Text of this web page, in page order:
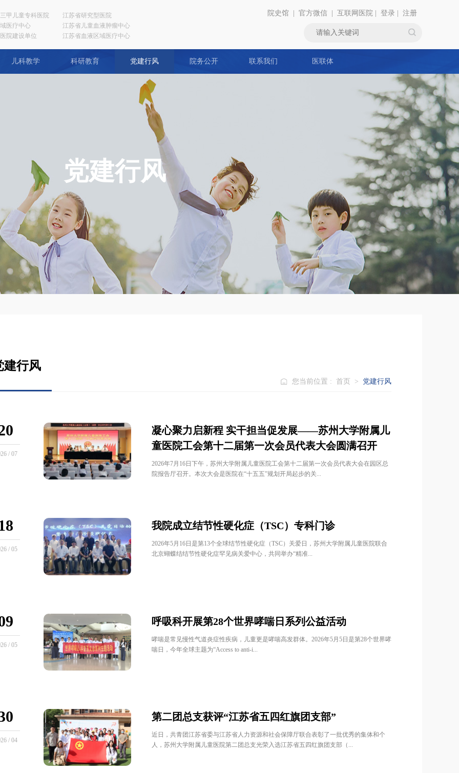
甲儿童专科医院
医疗中心
院建设单位
江苏省研究型医院
江苏省儿童血液肿瘤中心
江苏省血液区域医疗中心
院史馆 官方微信 互联网医院 登录 注册
儿科教学 科研教育 党建行风 院务公开 联系我们 医联体
党建行风
建行风
您当前位置 : 首页 > 党建行风
/ 07
凝心聚力启新程 实干担当促发展——苏州大学附属儿
童医院工会第十二届第一次会员代表大会圆满召开
2026年7月16日下午，苏州大学附属儿童医院工会第十二届第一次会员代表大会在园区总
院报告厅召开。本次大会是医院在“十五五”规划开局起步的关...
/ 05
我院成立结节性硬化症（TSC）专科门诊
2026年5月16日是第13个全球结节性硬化症（TSC）关爱日，苏州大学附属儿童医院联合
北京蝴蝶结结节性硬化症罕见病关爱中心，共同举办“精准...
/ 05
呼吸科开展第28个世界哮喘日系列公益活动
哮喘是常见慢性气道炎症性疾病，儿童更是哮喘高发群体。2026年5月5日是第28个世界哮
喘日，今年全球主题为“Access to anti-i...
/ 04
第二团总支获评“江苏省五四红旗团支部”
近日，共青团江苏省委与江苏省人力资源和社会保障厅联合表彰了一批优秀的集体和个
人，苏州大学附属儿童医院第二团总支光荣入选江苏省五四红旗团支部（...